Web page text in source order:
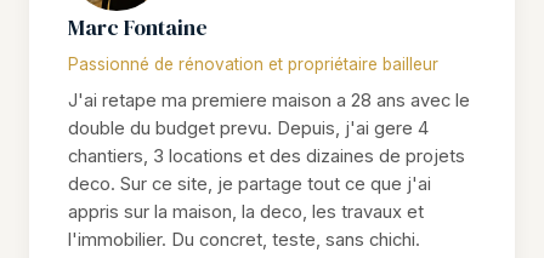
Marc Fontaine
Passionné de rénovation et propriétaire bailleur
J'ai retape ma premiere maison a 28 ans avec le
double du budget prevu. Depuis, j'ai gere 4
chantiers, 3 locations et des dizaines de projets
deco. Sur ce site, je partage tout ce que j'ai
appris sur la maison, la deco, les travaux et
l'immobilier. Du concret, teste, sans chichi.